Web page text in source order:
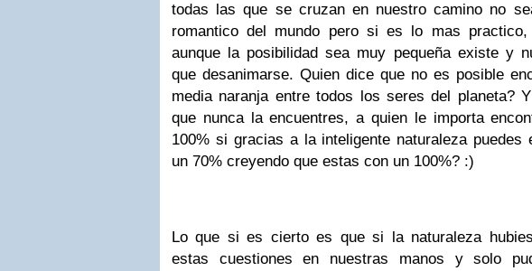
todas las que se cruzan en nuestro camino no
romantico del mundo pero si es lo mas practico,
aunque la posibilidad sea muy pequeña existe y
que desanimarse. Quien dice que no es posible
media naranja entre todos los seres del planeta?
que nunca la encuentres, a quien le importa
100% si gracias a la inteligente naturaleza puedes
un 70% creyendo que estas con un 100%? :)
Lo que si es cierto es que si la naturaleza
estas cuestiones en nuestras manos y solo